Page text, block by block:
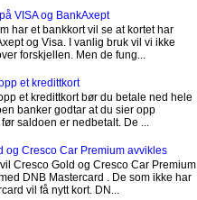
VISA og BankAxept
har et bankkort vil se at kortet har
og Visa. I vanlig bruk vil vi ikke
forskjellen. Men de fung...
et kredittkort
et kredittkort bør du betale ned hele
banker godtar at du sier opp
saldoen er nedbetalt. De ...
og Cresco Car Premium avvikles
Cresco Gold og Cresco Car Premium
DNB Mastercard . De som ikke har
vil få nytt kort. DN...